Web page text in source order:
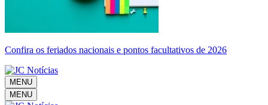
Confira os feriados nacionais e pontos facultativos de 2026
MENU
MENU